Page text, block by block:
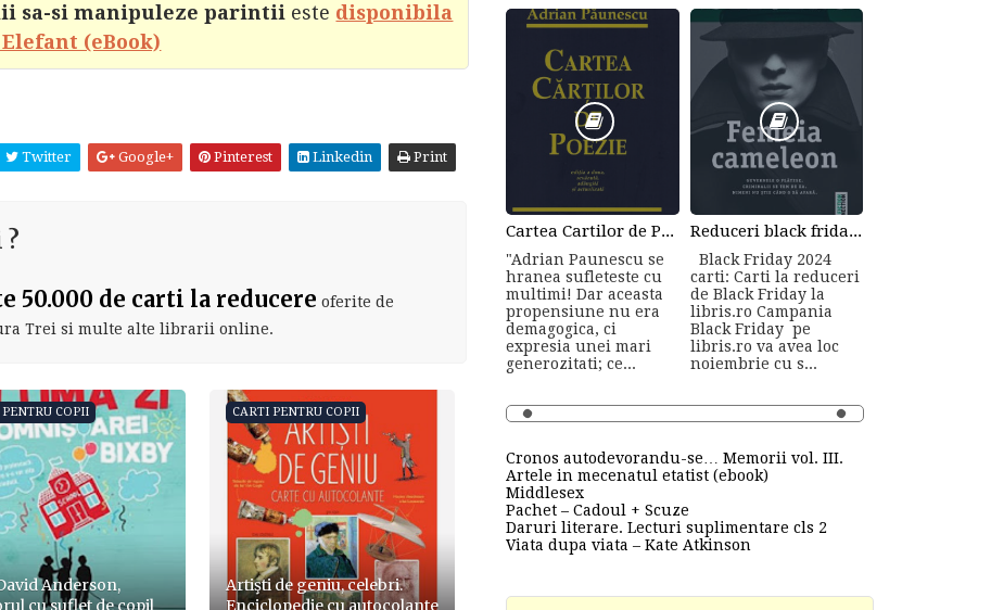
sa-si manipuleze parintii este disponibila
(eBook)
Twitter Google+ Pinterest Linkedin Print
50.000 de carti la reducere oferite de
Trei si multe alte librarii online.
PENTRU COPII
Anderson,
cu suflet de copil
CARTI PENTRU COPII
Artişti de geniu, celebri.
Enciclopedie cu autocolante
Cartea Cartilor de Poezie de Adrian Paunescu
"Adrian Paunescu se
hranea sufleteste cu
multimi! Dar aceasta
propensiune nu era
demagogica, ci
expresia unei mari
generozitati; ce...
Reduceri black friday la carti online
Black Friday 2024
carti: Carti la reduceri
de Black Friday la
libris.ro Campania
Black Friday pe
libris.ro va avea loc
noiembrie cu s...
Cronos autodevorandu-se… Memorii vol. III.
Artele in mecenatul etatist (ebook)
Middlesex
Pachet – Cadoul + Scuze
Daruri literare. Lecturi suplimentare cls 2
Viata dupa viata – Kate Atkinson